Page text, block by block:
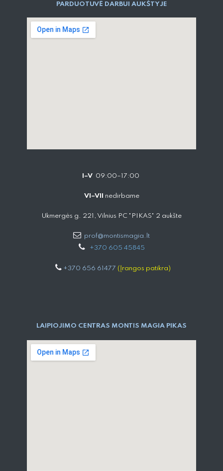
PARDUOTUVĖ DARBUI AUKŠTYJE
I–V 09:00–17:00
VI–VII nedirbame
Ukmergės g. 221, Vilnius PC "PIKAS" 2 aukšte
prof@montismagia.lt
+370 605 4584​5
+370 656 61477 (Įrangos patikra)
LAIPIOJIMO CENTRAS MONTIS MAGIA PIKAS